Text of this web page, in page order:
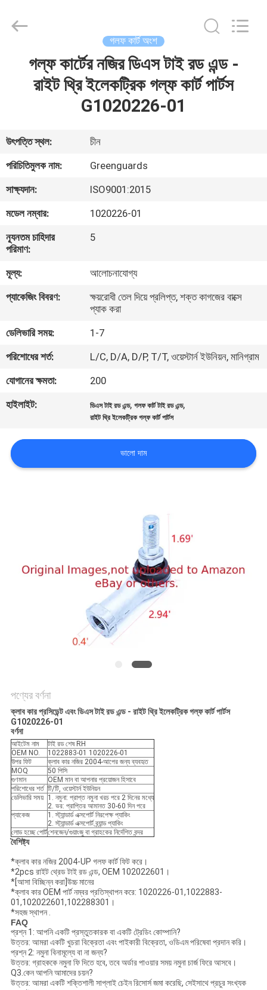
আমাদের
সম্পর্কে
কারখানা
ভ্রমণ
নিয়ন্ত্রণ
করুন
খবর
জন্য
আবেদন
POLICY
Trading
গলফ কার্ট অংশ
গল্ফ কার্টের নজির ডিএস টাই রড এন্ড -
রাইট থ্রি ইলেকট্রিক গল্ফ কার্ট পার্টস
G1020226-01
উৎপত্তি স্থল:
চীন
পরিচিতিমুলক নাম:
Greenguards
সাক্ষ্যদান:
ISO9001:2015
মডেল নম্বার:
1020226-01
ন্যূনতম চাহিদার
পরিমাণ:
5
মূল্য:
আলোচনাযোগ্য
প্যাকেজিং বিবরণ:
ক্ষয়রোধী তেল দিয়ে প্রলিপ্ত, শক্ত কাগজের বাক্সে
প্যাক করা
ডেলিভারি সময়:
1-7
পরিশোধের শর্ত:
L/C, D/A, D/P, T/T, ওয়েস্টার্ন ইউনিয়ন, মানিগ্রাম
যোগানের ক্ষমতা:
200
হাইলাইট:
ডিএস টাই রড এন্ড,গলফ কার্ট টাই রড এন্ড,
রাইট থ্রি ইলেকট্রিক গল্ফ কার্ট পার্টস
ভালো দাম
পণ্যের বর্ণনা
ক্লাব কার প্রসিডেন্ট এবং ডিএস টাই রড এন্ড - রাইট থ্রি ইলেকট্রিক গল্ফ কার্ট পার্টস
G1020226-01
বর্ণনা
আইটেম নাম
টাই রড শেষ RH
OEM NO.
1022883-01 1020226-01
উপর ফিট
ক্লাব কার নজির 2004-আপের জন্য ব্যবহৃত
MOQ
50 পিসি
গুণমান
OEM মান বা আপনার প্রয়োজন হিসাবে
পরিশোধের শর্ত টি/টি, ওয়েস্টার্ন ইউনিয়ন
ডেলিভারি সময় 1. নমুনা: প্রাপ্ত নমুনা খরচ পরে 2 দিনের মধ্যে
2. ভর: প্রাপ্তির আমানত 30-60 দিন পরে
প্যাকেজ
1. স্ট্যান্ডার্ড এক্সপোর্ট নিরপেক্ষ প্যাকিং
2. স্ট্যান্ডার্ড এক্সপোর্ট ব্র্যান্ড প্যাকিং
লোড হচ্ছে পোর্টশেনজেন/গুয়াংজু বা গ্রাহকের নির্দেশিত বন্দর
বৈশিষ্ট্য
*ক্লাব কার নজির 2004-UP গলফ কার্ট ফিট করে।
*2pcs রাইট থ্রেড টাই রড এন্ড, OEM 102022601।
*[আসা বিচ্ছিন্ন করা]উচ্চ মানের
*ক্লাব কার OEM পার্ট নম্বর প্রতিস্থাপন করে: 1020226-01,1022883-
01,102022601,102288301।
*সহজ স্থাপন .
FAQ
প্রশ্ন 1: আপনি একটি প্রস্তুতকারক বা একটি ট্রেডিং কোম্পানি?
উত্তর: আমরা একটি খুচরা বিক্রেতা এবং পাইকারী বিক্রেতা, ওডিএম পরিষেবা প্রদান করি।
প্রশ্ন 2: নমুনা বিনামূল্যে বা না জন্য?
উত্তর: গ্রাহককে নমুনা ফি দিতে হবে, তবে অর্ডার পাওয়ার সময় নমুনা চার্জ ফিরে আসবে।
Q3.কেন আপনি আমাদের চয়ন?
উত্তর: আমরা একটি শক্তিশালী সাপ্লাই চেইন রিসোর্স জমা করেছি, সেইসাথে প্রচুর সংখ্যক